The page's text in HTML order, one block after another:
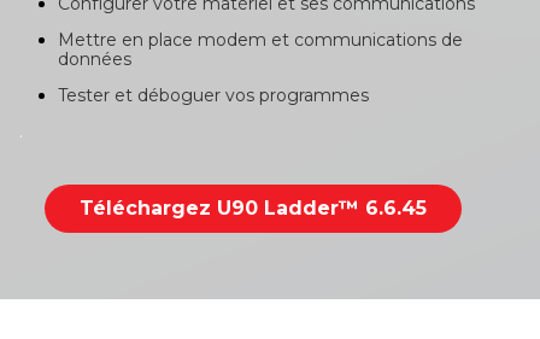
Mettre en place modem et communications de
données
Tester et déboguer vos programmes
.
Téléchargez U90 Ladder™ 6.6.45